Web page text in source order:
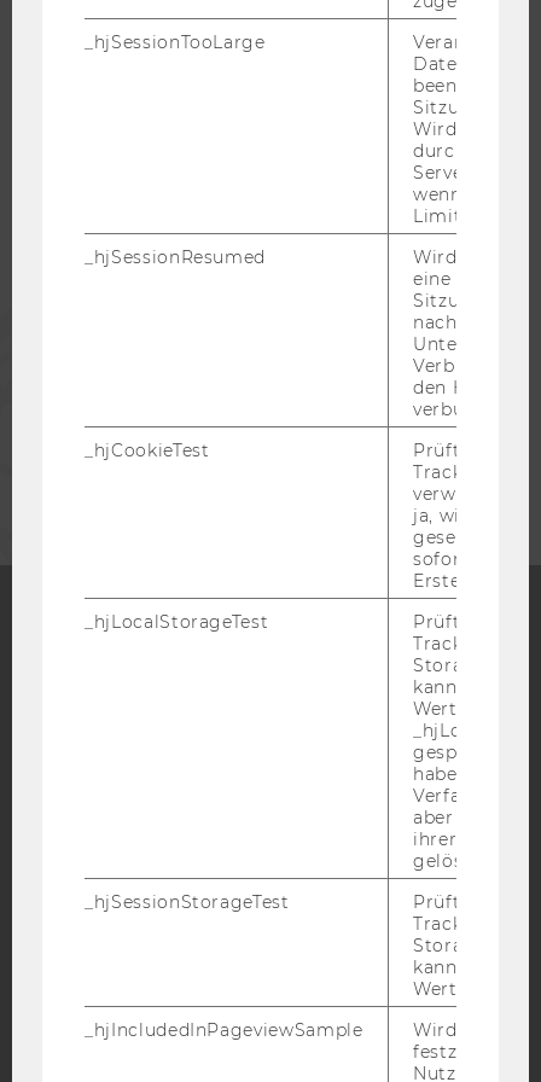
UNTERNEHMEN
Blog
Bluesky
IMPRESSUM
BARRIEREFREIHEITSERKLÄRUNG WEBSEITE
DATENSCHUTZERKLÄRUNG SOCIAL MEDIA
DATENSCHUTZERKLÄRUNG
STUDIENBEWERBER*INNEN UND STUDIERENDE
_hjSessionTooLarge
Veranlasst
beenden,
Sitzung zu
Wird
durch ein
Servers
wenn die
Limit
_hjSessionResumed
Wird gesetzt,
eine
Sitzung/
nach einer
Verbindung
den Hotjar-
verbunden
_hjCookieTest
Prüft, ob der
Tracking
verwenden
ja, wird ein
gesetzt. Wird
sofort nach
Erstellung
_hjLocalStorageTest
Prüft, ob der
Tracking
Storage
kann. Wenn
Wert 1
haben keine
Verfallszeit,
aber fast
ihrer
gelöscht.
_hjSessionStorageTest
Prüft, ob der
Tracking
Storage
kann. Wenn
Wert von 1
_hjIncludedInPageviewSample
Wird gesetzt,
festzustellen,
Nutzer in die